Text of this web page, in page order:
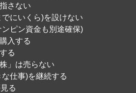
さない
にいくら)を設けない
ピン資金も別途確保)
入する
る
」は売らない
仕事)を継続する
る